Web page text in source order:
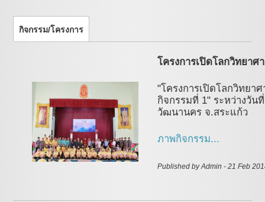
กิจกรรม/โครงการ
โครงการเปิดโลกวิทยา
"โครงการเปิดโลกวิทยา
กิจกรรมที่ 1" ระหว่างวัน
วัฒนานคร จ.สระแก้ว
ภาพกิจกรรม...
Published by Admin - 21 Feb